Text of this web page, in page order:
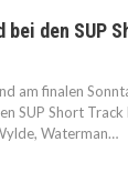
den SUP
am finalen
SUP Short
Waterman…